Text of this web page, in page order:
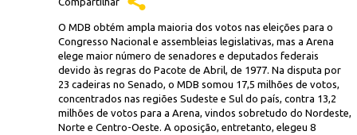
O MDB obtém ampla maioria dos votos nas eleições para o
Congresso Nacional e assembleias legislativas, mas a Arena
elege maior número de senadores e deputados federais
devido às regras do Pacote de Abril, de 1977. Na disputa por
23 cadeiras no Senado, o MDB somou 17,5 milhões de votos,
concentrados nas regiões Sudeste e Sul do país, contra 13,2
milhões de votos para a Arena, vindos sobretudo do Nordeste,
Norte e Centro-Oeste. A oposição, entretanto, elegeu 8